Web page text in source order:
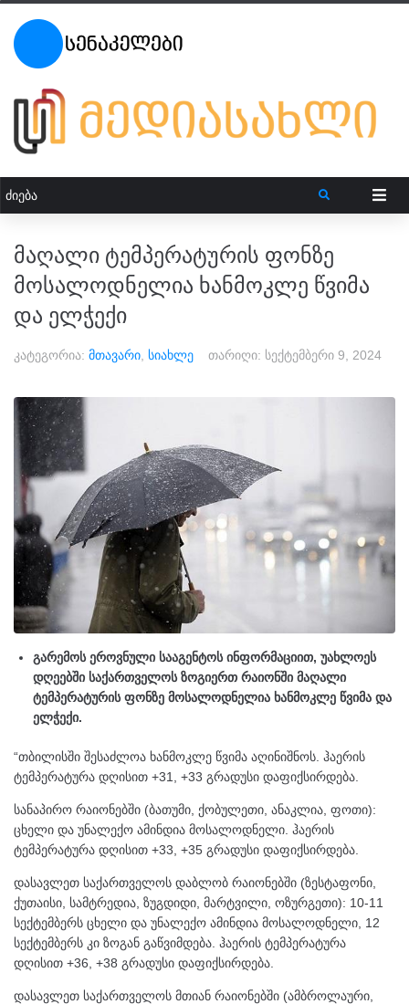
მაღალი ტემპერატურის ფონზე
მოსალოდნელია ხანმოკლე წვიმა
და ელჭექი
კატეგორია: მთავარი სიახლე თარიღი: სექტემბერი 9, 2024
გარემოს ეროვნული სააგენტოს ინფორმაციით, უახლოეს
დღეებში საქართველოს ზოგიერთ რაიონში მაღალი
ტემპერატურის ფონზე მოსალოდნელია ხანმოკლე წვიმა და
ელჭექი.
“თბილისში შესაძლოა ხანმოკლე წვიმა აღინიშნოს. ჰაერის
ტემპერატურა დღისით +31, +33 გრადუსი დაფიქსირდება.
სანაპირო რაიონებში (ბათუმი, ქობულეთი, ანაკლია, ფოთი):
ცხელი და უნალექო ამინდია მოსალოდნელი. ჰაერის
ტემპერატურა დღისით +33, +35 გრადუსი დაფიქსირდება.
დასავლეთ საქართველოს დაბლობ რაიონებში (ზესტაფონი,
ქუთაისი, სამტრედია, ზუგდიდი, მარტვილი, ოზურგეთი): 10-11
სექტემბერს ცხელი და უნალექო ამინდია მოსალოდნელი, 12
სექტემბერს კი ზოგან გაწვიმდება. ჰაერის ტემპერატურა
დღისით +36, +38 გრადუსი დაფიქსირდება.
დასავლეთ საქართველოს მთიან რაიონებში (ამბროლაური,